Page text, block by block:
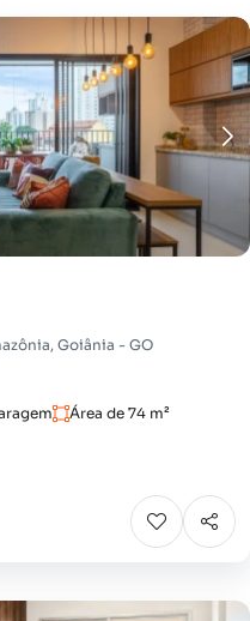
Goiânia - GO
Área de 74 m²